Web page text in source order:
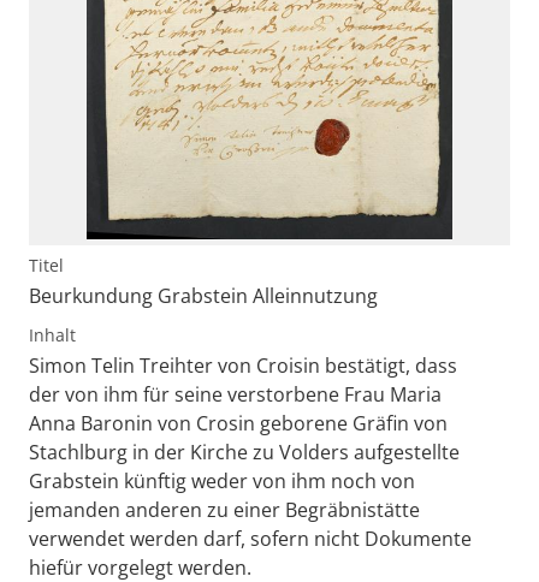
Titel
Beurkundung Grabstein Alleinnutzung
Inhalt
Simon Telin Treihter von Croisin bestätigt, dass
der von ihm für seine verstorbene Frau Maria
Anna Baronin von Crosin geborene Gräfin von
Stachlburg in der Kirche zu Volders aufgestellte
Grabstein künftig weder von ihm noch von
jemanden anderen zu einer Begräbnistätte
verwendet werden darf, sofern nicht Dokumente
hiefür vorgelegt werden.